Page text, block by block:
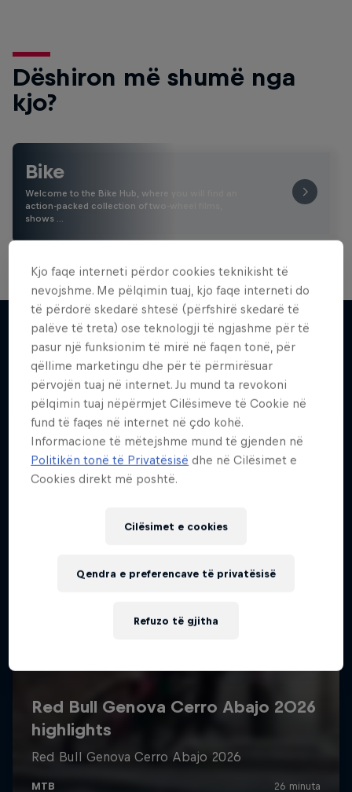
Dëshiron më shumë nga
kjo?
Bike
Welcome to the Bike Hub, where you will find an
action-packed collection of two-wheel films,
shows …
Më shumë si kjo
Kjo faqe interneti përdor cookies teknikisht të
nevojshme. Me pëlqimin tuaj, kjo faqe interneti do
të përdorë skedarë shtesë (përfshirë skedarë të
palëve të treta) ose teknologji të ngjashme për të
pasur një funksionim të mirë në faqen tonë, për
qëllime marketingu dhe për të përmirësuar
përvojën tuaj në internet. Ju mund ta revokoni
pëlqimin tuaj nëpërmjet Cilësimeve të Cookie në
fund të faqes në internet në çdo kohë.
Informacione të mëtejshme mund të gjenden në
Politikën tonë të Privatësisë dhe në Cilësimet e
Cookies direkt më poshtë.
Cilësimet e cookies
Refuzo të gjitha
Qendra e preferencave të privatësisë